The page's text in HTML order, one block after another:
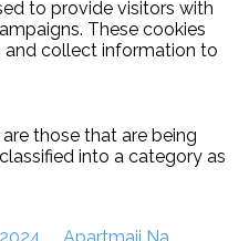
to provide visitors with
These cookies
and collect information to
those that are being
into a category as
Apartmaji Na